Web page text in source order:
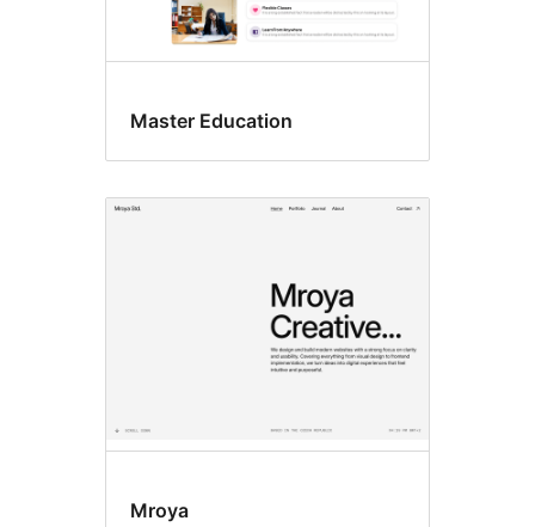
Master Education
Mroya